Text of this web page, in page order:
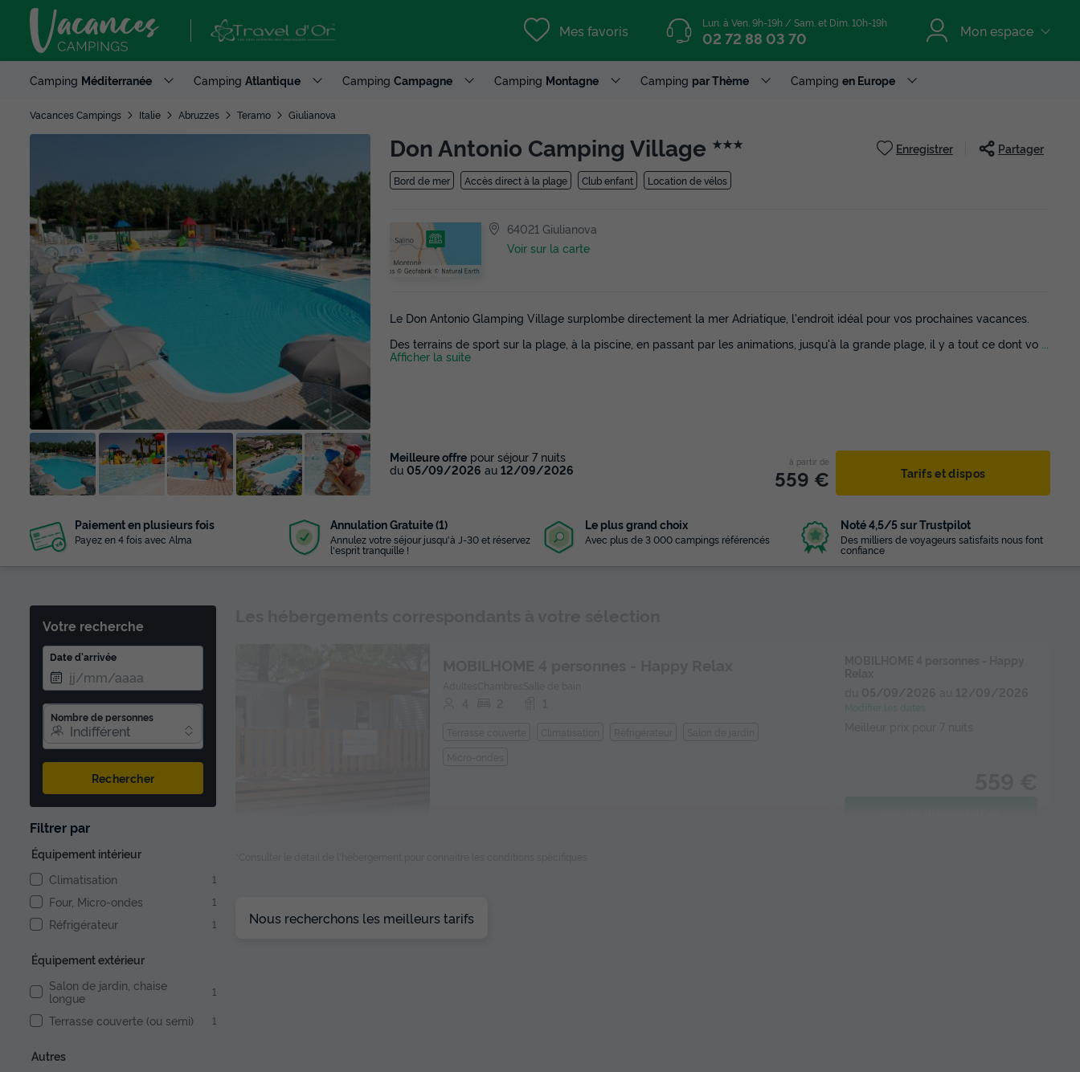
Mes favoris Lun. à Ven. 9h-19h / Sam. et Dim. 10h-19h
02 72 88 03 70 Mon espace
Camping Méditerranée Camping Atlantique Camping Campagne Camping Montagne Camping par Thème Camping en Europe
Vacances Campings Italie Abruzzes Teramo Giulianova
+ 67
photos
Don Antonio Camping Village ★★★ Enregistrer Partager
Bord de mer Accès direct à la plage Club enfant Location de vélos
64021 Giulianova
Voir sur la carte
Le Don Antonio Glamping Village surplombe directement la mer Adriatique, l'endroit idéal pour vos prochaines vacances.
Des terrains de sport sur la plage, à la piscine, en passant par les animations, jusqu'à la grande plage, il y a tout ce dont vo
Afficher la suite
Meilleure offre pour séjour 7 nuits
du 05/09/2026 au 12/09/2026
à partir de
559 € Tarifs et dispos
Paiement en plusieurs fois
Payez en 4 fois avec Alma
Annulation Gratuite (1)
Annulez votre séjour jusqu'à J-30 et réservez
l'esprit tranquille !
Le plus grand choix
Avec plus de 3 000 campings référencés
Noté 4,5/5 sur Trustpilot
Des milliers de voyageurs satisfaits nous font
confiance
Votre recherche
Date d'arrivée
Nombre de personnes
Indifférent
Rechercher
Filtrer par
Équipement intérieur
Climatisation
1
Four, Micro-ondes 1
Réfrigérateur 1
Équipement extérieur
Salon de jardin, chaise
longue
1
Terrasse couverte (ou semi) 1
Autres
Nous recherchons les meilleurs tarifs